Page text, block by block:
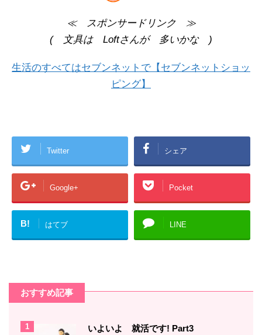
≪ スポンサードリンク ≫
( 文具は Loftさんが 多いかな )
生活のすべてはセブンネットで【セブンネットショッ
ピング】
Twitter シェア
Google+ Pocket
B! はてブ LINE
おすすめ記事
1 いよいよ 就活です! Part3